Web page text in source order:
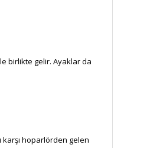
birlikte gelir. Ayaklar da
karşı hoparlörden gelen